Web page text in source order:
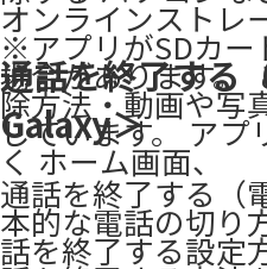
オンラインストレ
※アプリがSDカー
場合があります。
除方法・動画や写
しています。 ア
く ホーム画面、
通話を終了する
Galaxy＞
通話を終了する（
本的な電話の切り
話を終了する設定